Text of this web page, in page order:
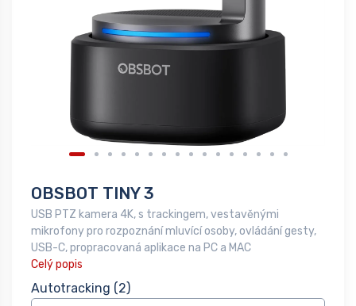
OBSBOT TINY 3
USB PTZ kamera 4K, s trackingem, vestavěnými
mikrofony pro rozpoznání mluvící osoby, ovládání gesty,
USB-C, propracovaná aplikace na PC a MAC
Celý popis
Autotracking (2)